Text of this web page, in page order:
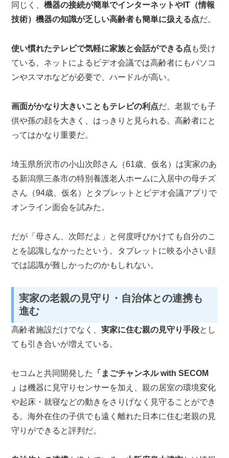
同じく、機器の接続が簡単でインターネットやIT（情報
技術）機器の知識が乏しい高齢者も簡単に扱える点だ。
使い慣れたテレビで気軽に家族と会話ができる点 も受け
ている。ネットによるビデオ会議では高齢者にもパソコ
ンやスマホなどが必要で、ハードルが高い。
画面がかなり大きいこともテレビの利点だ。老親でも子
供や孫の顔を大きく、はっきりと見られる。高齢者にと
ってはかなり重要だ。
埼玉県所沢市の小山次郎さん（61歳、仮名）は実家のあ
る新潟県三条市の特別養護老人ホームに入居中の母チズ
さん（94歳、仮名）とタブレットとビデオ会議アプリで
オンライン面会を試みた。
だが「母さん、次郎だよ」と何度呼びかけても自分のこ
とを認識しなかったという。タブレットに映る小さい顔
では認識が難しかったのかもしれない。
実家の老親の見守り・自治体との連携も
進む
高齢者施設だけでなく、実家に住む親の見守り手段とし
ても引き合いが増えている。
セコムと共同開発した
「まごチャンネル with SECOM
」 は機器に見守りセンサーを加え、親の居室の環境変化
や起床・就寝などの動きをさりげなく見守ることができ
る。海外在住の子供でも遠く離れた日本に住む老親の見
守りができると評判だ。